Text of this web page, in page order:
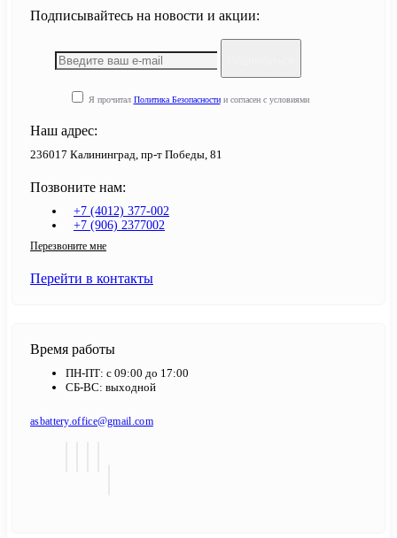
Подписывайтесь на новости и акции:
Я прочитал Политика Безопасностии согласен с условиями
Наш адрес:
236017 Калининград,​ пр-т Победы, 81
Позвоните нам:
+7 (4012) 377-002
+7 (906) 2377002
Перезвоните мне
Перейти в контакты
Время работы
ПН-ПТ: с 09:00 до 17:00
СБ-ВС: выходной
asbattery.office@gmail.com